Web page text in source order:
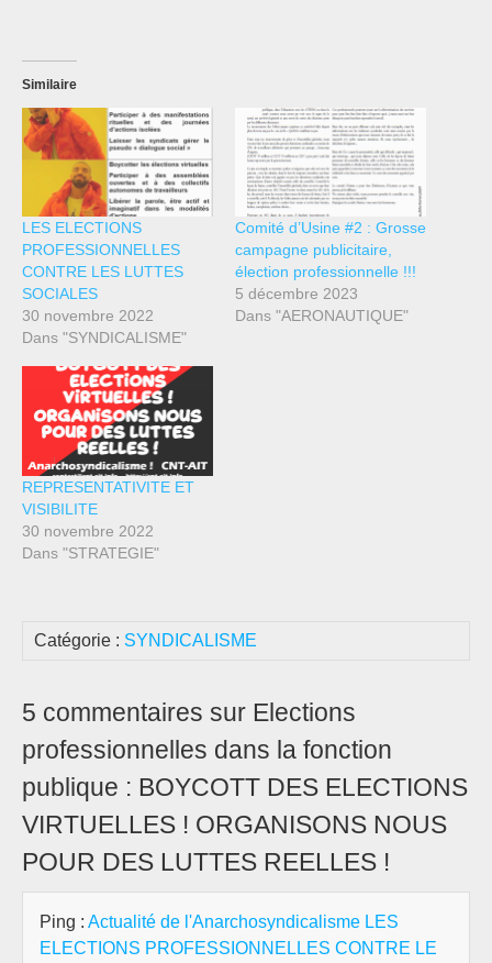
Similaire
LES ELECTIONS
PROFESSIONNELLES
CONTRE LES LUTTES
SOCIALES
30 novembre 2022
Dans "SYNDICALISME"
Comité d’Usine #2 : Grosse
campagne publicitaire,
élection professionnelle !!!
5 décembre 2023
Dans "AERONAUTIQUE"
REPRESENTATIVITE ET
VISIBILITE
30 novembre 2022
Dans "STRATEGIE"
Catégorie : SYNDICALISME
5 commentaires sur Elections
professionnelles dans la fonction
publique : BOYCOTT DES ELECTIONS
VIRTUELLES ! ORGANISONS NOUS
POUR DES LUTTES REELLES !
Ping : Actualité de l'Anarchosyndicalisme LES
ELECTIONS PROFESSIONNELLES CONTRE LE